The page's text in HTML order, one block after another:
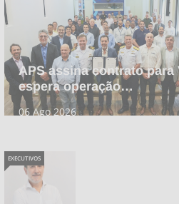
APS assina contrato para
espera operação…
06 Ago 2026
EXECUTIVOS